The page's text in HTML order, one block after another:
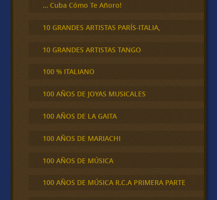
… Cuba Cómo Te Añoro!
10 GRANDES ARTISTAS PARÍS-ITALIA,
10 GRANDES ARTISTAS TANGO
100 % ITALIANO
100 AÑOS DE JOYAS MUSICALES
100 AÑOS DE LA GAITA
100 AÑOS DE MARIACHI
100 AÑOS DE MÚSICA
100 AÑOS DE MÚSICA R.C.A PRIMERA PARTE